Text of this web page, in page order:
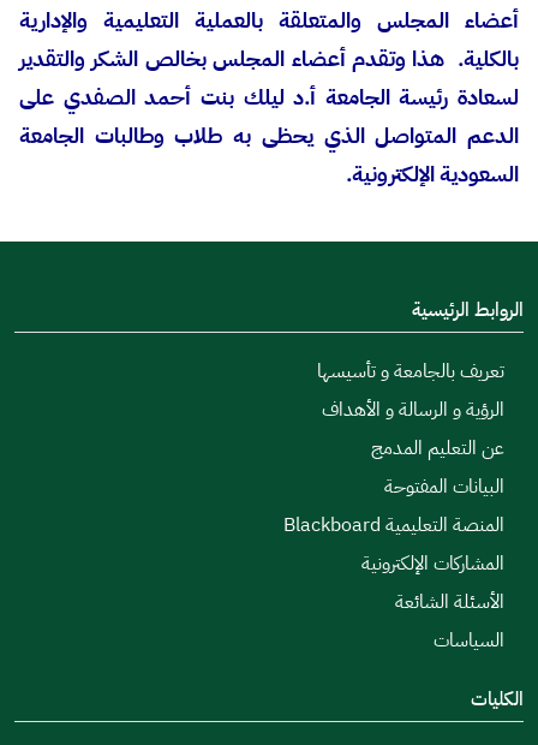
أعضاء المجلس والمتعلقة بالعملية التعليمية والإدارية
بالكلية. هذا وتقدم أعضاء المجلس بخالص الشكر والتقدير
لسعادة رئيسة الجامعة أ.د ليلك بنت أحمد الصفدي على
الدعم المتواصل الذي يحظى به طلاب وطالبات الجامعة
السعودية الإلكترونية.
الروابط الرئيسية
تعريف بالجامعة و تأسيسها
الرؤية و الرسالة و الأهداف
عن التعليم المدمج
البيانات المفتوحة
المنصة التعليمية Blackboard
المشاركات الإلكترونية
الأسئلة الشائعة
السياسات
الكليات